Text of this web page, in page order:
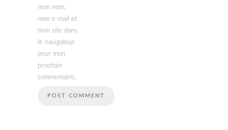
mon nom,
mon e-mail et
mon site dans
le navigateur
pour mon
prochain
commentaire.